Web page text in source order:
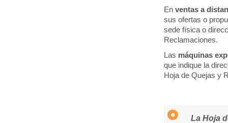
Enventas a
sus ofertas o
sede física o
Reclamaciones.
Las máquinas
que indique la
Hoja de Quejas y
La Hoja